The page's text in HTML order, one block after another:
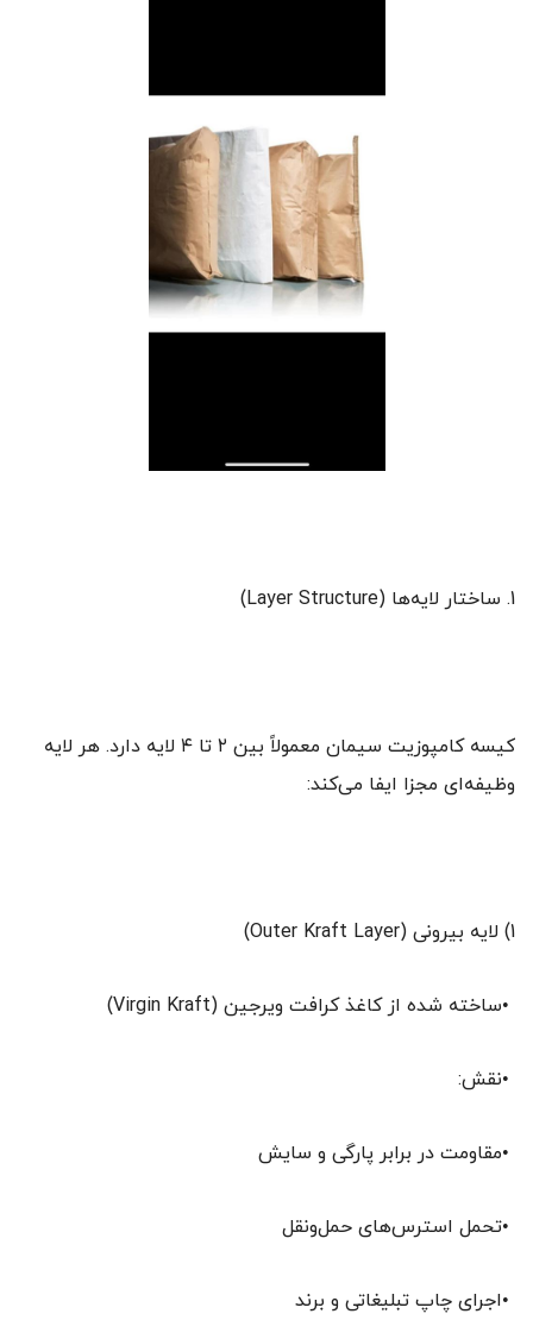
1. ساختار لایه‌ها (Layer Structure)
کیسه کامپوزیت سیمان معمولاً بین ۲ تا ۴ لایه دارد. هر لایه
وظیفه‌ای مجزا ایفا می‌کند:
1) لایه بیرونی (Outer Kraft Layer)
•ساخته شده از کاغذ کرافت ویرجین (Virgin Kraft)
•نقش:
•مقاومت در برابر پارگی و سایش
•تحمل استرس‌های حمل‌ونقل
•اجرای چاپ تبلیغاتی و برند